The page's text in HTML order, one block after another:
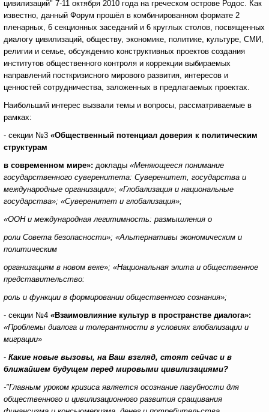
цивилизаций" 7-11 октября 2010 года на греческом острове Родос. Как
известно, данный Форум прошёл в комбинированном формате 2
пленарных, 6 секционных заседаний и 6 круглых столов, посвященных
диалогу цивилизаций, обществу, экономике, политике, культуре, СМИ,
религии и семье, обсуждению конструктивных проектов создания
институтов общественного контроля и коррекции выбираемых
направлений посткризисного мирового развития, интересов и
ценностей сотрудничества, заложенных в предлагаемых проектах.
Наибольший интерес вызвали темы и вопросы, рассматриваемые в
рамках:
- секции №3 «Общественный потенциал доверия к политическим
структурам
в современном мире»: доклады «Меняющееся понимание
государственного суверенитета: Суверенитет, государства и
международные организации»; «Глобализация и национальные
государства»; «Суверенитет и глобализация»;
«ООН и международная легитимность: размышления о
роли Совета безопасности»; «Альтернативы экономическим и
политическим
организациям в новом веке»; «Национальная элита и общественное
представительство:
роль и функции в формировании общественного сознания»;
- секции №4 «Взаимовлияние культур в пространстве диалога»:
«Проблемы диалога и толерантности в условиях глобализации и
миграции»
- Какие новые вызовы, на Ваш взгляд, стоят сейчас и в
ближайшем будущем перед мировыми цивилизациями?
-"Главным уроком кризиса является осознание пагубности для
общественного и цивилизационного развития сращивания